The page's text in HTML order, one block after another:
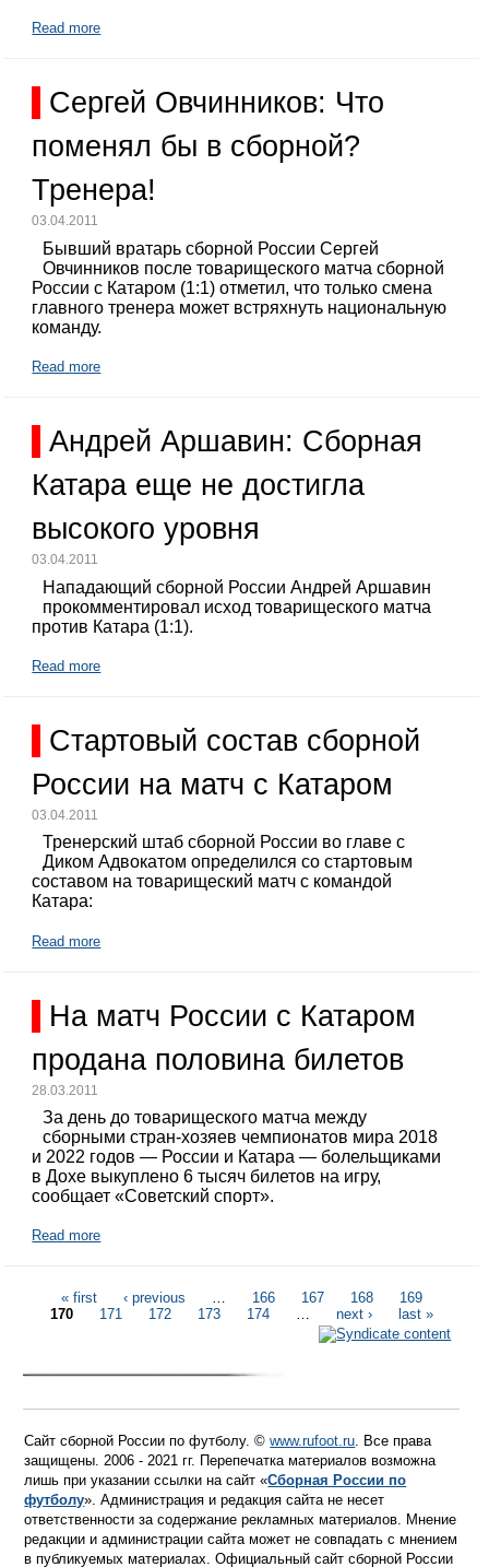
Read more
Сергей Овчинников: Что
поменял бы в сборной?
Тренера!
03.04.2011
Бывший вратарь сборной России Сергей
Овчинников после товарищеского матча сборной
России с Катаром (1:1) отметил, что только смена
главного тренера может встряхнуть национальную
команду.
Read more
Андрей Аршавин: Сборная
Катара еще не достигла
высокого уровня
03.04.2011
Нападающий сборной России Андрей Аршавин
прокомментировал исход товарищеского матча
против Катара (1:1).
Read more
Стартовый состав сборной
России на матч с Катаром
03.04.2011
Тренерский штаб сборной России во главе с
Диком Адвокатом определился со стартовым
составом на товарищеский матч с командой
Катара:
Read more
На матч России с Катаром
продана половина билетов
28.03.2011
За день до товарищеского матча между
сборными стран-хозяев чемпионатов мира 2018
и 2022 годов — России и Катара — болельщиками
в Дохе выкуплено 6 тысяч билетов на игру,
сообщает «Советский спорт».
Read more
« first ‹ previous 166 167 168
169
170
171 172 173 174 next › last »
Сайт сборной России по футболу. ©www.rufoot.ru. Все права
защищены. 2006 - 2021 гг. Перепечатка материалов возможна
лишь при указании ссылки на сайт «Сборная России по
футболу». Администрация и редакция сайта не несет
ответственности за содержание рекламных материалов. Мнение
редакции и администрации сайта может не совпадать с мнением
в публикуемых материалах. Официальный сайт сборной России